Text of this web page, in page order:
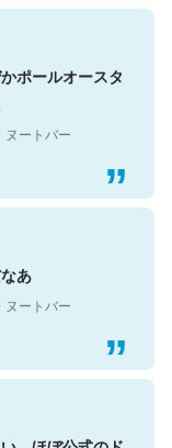
ポールオースタ
ートバー
あ
ートバー
。ほぼ公式のド